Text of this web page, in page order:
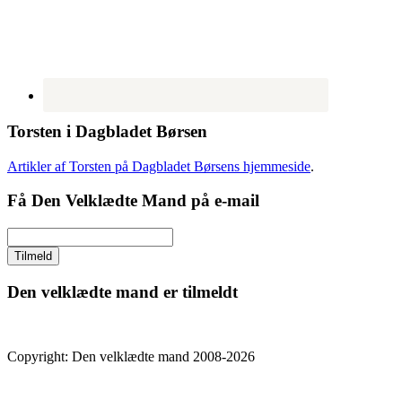
Torsten i Dagbladet Børsen
Artikler af Torsten på Dagbladet Børsens hjemmeside.
Få Den Velklædte Mand på e-mail
Den velklædte mand er tilmeldt
Copyright: Den velklædte mand 2008-2026